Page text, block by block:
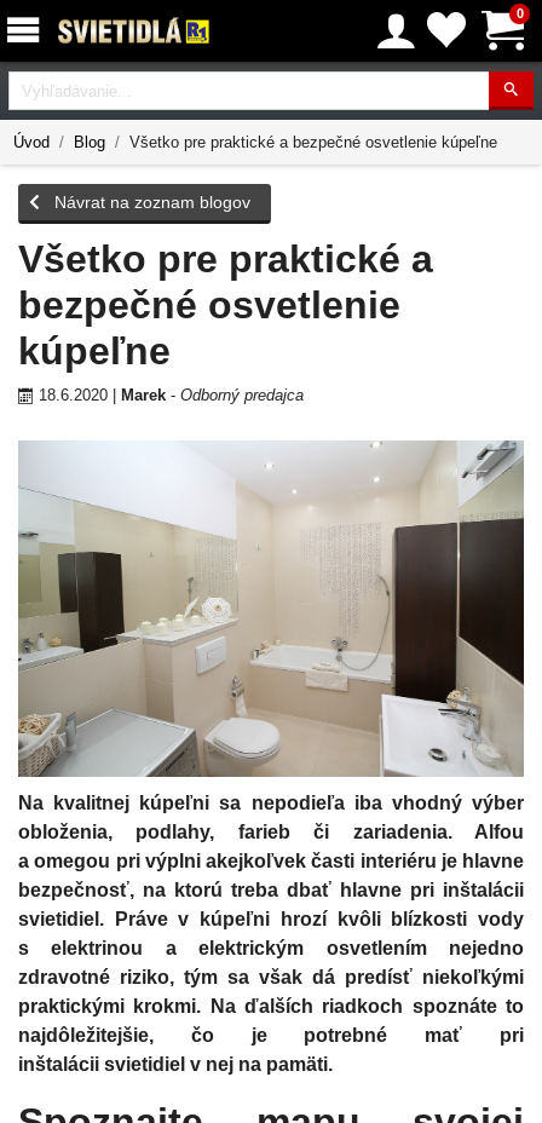
0
Vyhľadávanie
Úvod Blog Všetko pre praktické a bezpečné osvetlenie kúpeľne
Návrat na zoznam blogov
Všetko pre praktické a
bezpečné osvetlenie
kúpeľne
18.6.2020 | Marek - Odborný predajca
Na kvalitnej kúpeľni sa nepodieľa iba vhodný výber
obloženia, podlahy, farieb či zariadenia. Alfou
a omegou pri výplni akejkoľvek časti interiéru je hlavne
bezpečnosť, na ktorú treba dbať hlavne pri inštalácii
svietidiel. Práve v kúpeľni hrozí kvôli blízkosti vody
s elektrinou a elektrickým osvetlením nejedno
zdravotné riziko, tým sa však dá predísť niekoľkými
praktickými krokmi. Na ďalších riadkoch spoznáte to
najdôležitejšie, čo je potrebné mať pri
inštalácii svietidiel v nej na pamäti.